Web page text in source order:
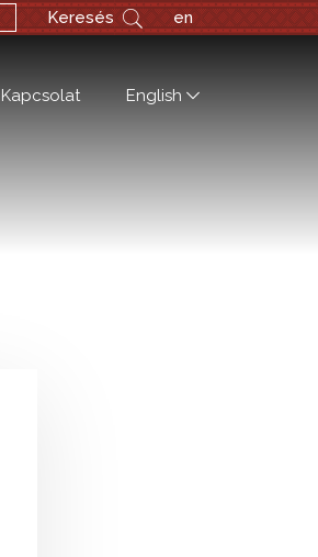
Keresés en
Kapcsolat English